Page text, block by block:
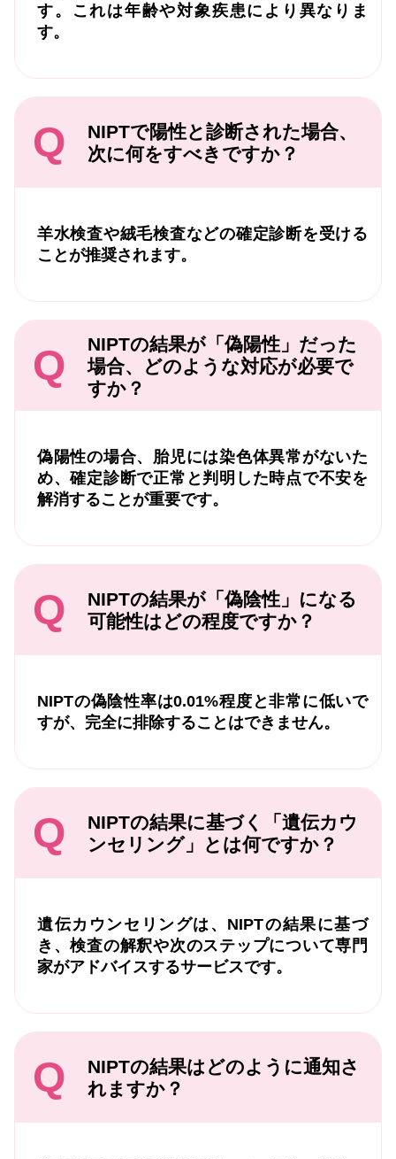
す。これは年齢や対象疾患により異なりま
す。
Q
NIPTで陽性と診断された場合、
次に何をすべきですか？
羊水検査や絨毛検査などの確定診断を受ける
ことが推奨されます。
Q
NIPTの結果が「偽陽性」だった
場合、どのような対応が必要で
すか？
偽陽性の場合、胎児には染色体異常がないた
め、確定診断で正常と判明した時点で不安を
解消することが重要です。
Q
NIPTの結果が「偽陰性」になる
可能性はどの程度ですか？
NIPTの偽陰性率は0.01%程度と非常に低いで
すが、完全に排除することはできません。
Q
NIPTの結果に基づく「遺伝カウ
ンセリング」とは何ですか？
遺伝カウンセリングは、NIPTの結果に基づ
き、検査の解釈や次のステップについて専門
家がアドバイスするサービスです。
Q
NIPTの結果はどのように通知さ
れますか？